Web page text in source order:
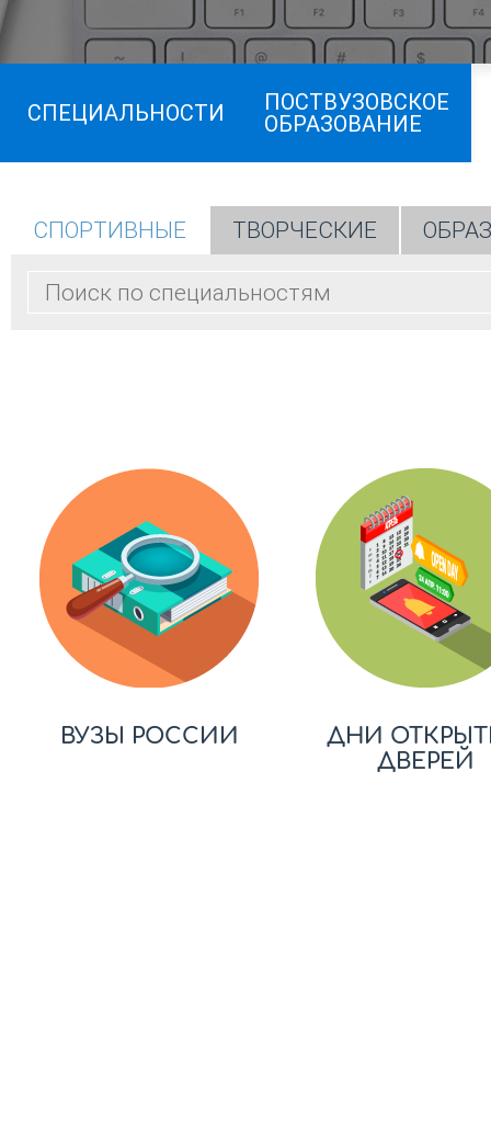
СПЕЦИАЛЬНОСТИ
ПОСТВУЗОВСКОЕ
ОБРАЗОВАНИЕ
СПОРТИВНЫЕ ТВОРЧЕСКИЕ
ВУЗЫ РОССИИ
ДНИ
ДВЕРЕЙ